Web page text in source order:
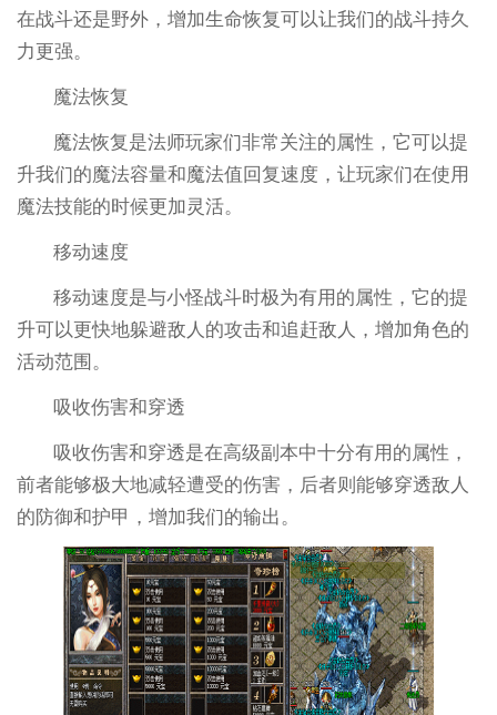
在战斗还是野外，增加生命恢复可以让我们的战斗持久
力更强。
魔法恢复
魔法恢复是法师玩家们非常关注的属性，它可以提
升我们的魔法容量和魔法值回复速度，让玩家们在使用
魔法技能的时候更加灵活。
移动速度
移动速度是与小怪战斗时极为有用的属性，它的提
升可以更快地躲避敌人的攻击和追赶敌人，增加角色的
活动范围。
吸收伤害和穿透
吸收伤害和穿透是在高级副本中十分有用的属性，
前者能够极大地减轻遭受的伤害，后者则能够穿透敌人
的防御和护甲，增加我们的输出。